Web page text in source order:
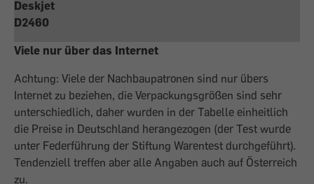
Deskjet
D2460
Viele nur über das Internet
Achtung: Viele der Nachbaupatronen sind nur übers
Internet zu beziehen, die Verpackungsgrößen sind sehr
unterschiedlich, daher wurden in der Tabelle einheitlich
die Preise in Deutschland herangezogen (der Test wurde
unter Federführung der Stiftung Warentest durchgeführt).
Tendenziell treffen aber alle Angaben auch auf Österreich
zu.